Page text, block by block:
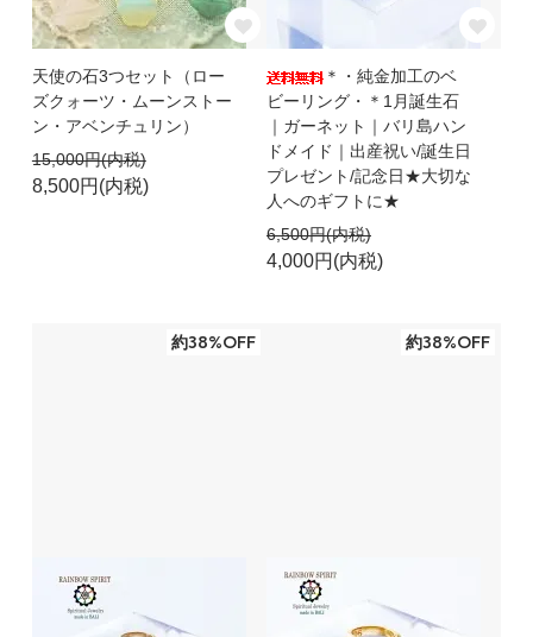
天使の石3つセット（ロー
ズクォーツ・ムーンストー
ン・アベンチュリン）
15,000円(内税)
8,500円(内税)
＊・純金加工のベ
ビーリング・＊1月誕生石
｜ガーネット｜バリ島ハン
ドメイド｜出産祝い/誕生日
プレゼント/記念日★大切な
人へのギフトに★
6,500円(内税)
4,000円(内税)
約38%OFF 約38%OFF